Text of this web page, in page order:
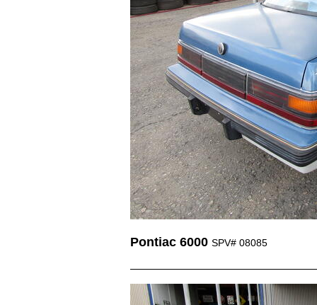
Pontiac 6000 SPV# 08085